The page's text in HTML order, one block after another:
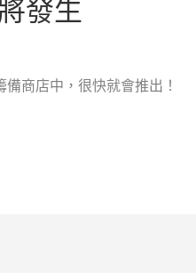
發生
商店中，很快就會推出！